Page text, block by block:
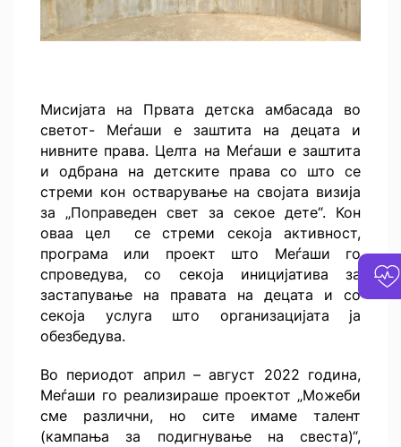
Мисијата на Првата детска амбасада во
светот- Меѓаши е заштита на децата и
нивните права. Целта на Меѓаши е заштита
и одбрана на детските права со што се
стреми кон остварување на својата визија
за „Поправеден свет за секое дете“. Кон
оваа цел се стреми секоја активност,
програма или проект што Меѓаши го
спроведува, со секоја иницијатива за
застапување на правата на децата и со
секоја услуга што организацијата ја
обезбедува.
Во периодот април – август 2022 година,
Меѓаши го реализираше проектот „Можеби
сме различни, но сите имаме талент
(кампања за подигнување на свеста)“,